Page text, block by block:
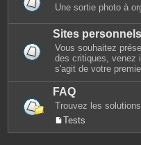
Une sortie photo à
Sites personnels
Vous souhaitez
des critiques, venez
s'agit de votre
FAQ
Trouvez les
Tests